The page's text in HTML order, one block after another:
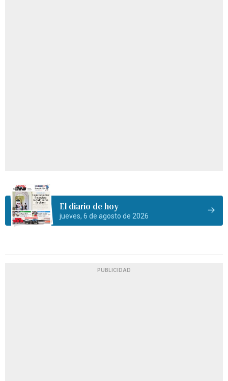
El diario de hoy
jueves, 6 de agosto de 2026
PUBLICIDAD